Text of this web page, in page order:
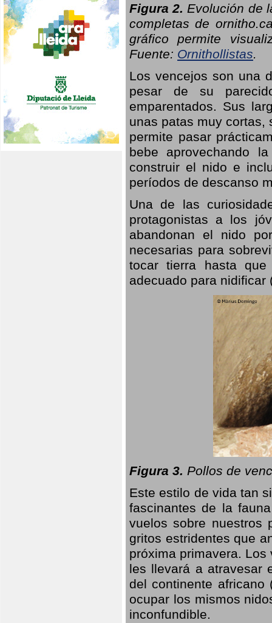
Figura 2. Evolución de
completas de
gráfico permite
Fuente: Ornithollistas.
Los vencejos son una
pesar de su
emparentados. Sus
unas patas muy cortas,
permite pasar
bebe aprovechando
construir el nido e
períodos de descanso
Una de las
protagonistas a los
abandonan el nido
necesarias para
tocar tierra hasta
adecuado para nidificar
Figura 3. Pollos de
Este estilo de vida tan
fascinantes de la
vuelos sobre nuestros
gritos estridentes que
próxima primavera.
les llevará a atravesar
del continente
ocupar los mismos
inconfundible.